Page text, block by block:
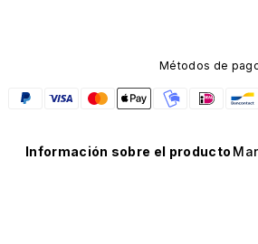
Métodos de
Información sobre el producto